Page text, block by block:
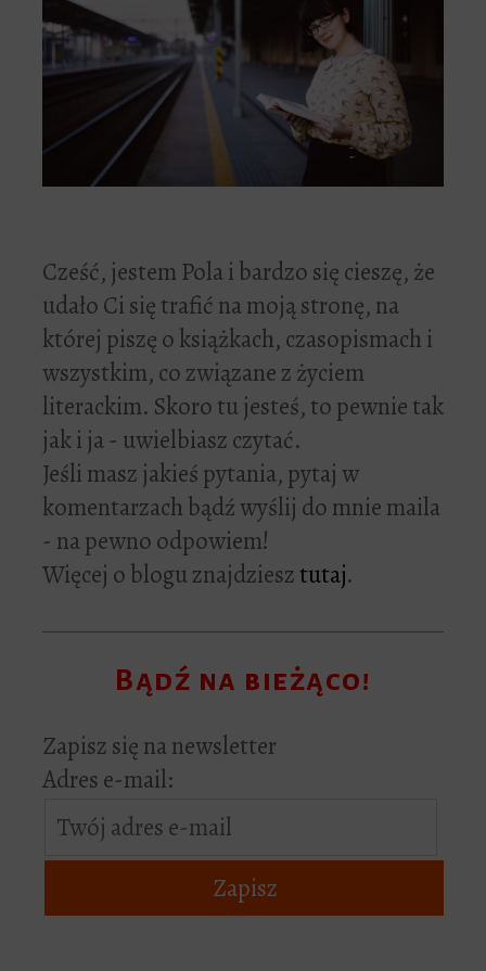
Cześć, jestem Pola i bardzo się cieszę, że
udało Ci się trafić na moją stronę, na
której piszę o książkach, czasopismach i
wszystkim, co związane z życiem
literackim. Skoro tu jesteś, to pewnie tak
jak i ja - uwielbiasz czytać.
Jeśli masz jakieś pytania, pytaj w
komentarzach bądź wyślij do mnie maila
- na pewno odpowiem!
Więcej o blogu znajdziesztutaj.
Bądź na bieżąco!
Zapisz się na newsletter
Adres e-mail: